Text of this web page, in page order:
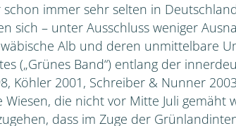
schon immer sehr selten in
sich – unter Ausschluss weniger
Alb und deren unmittelbare
(„Grünes Band“) entlang der
Köhler 2001, Schreiber & Nunner
die nicht vor Mitte Juli gemäht
dass im Zuge der